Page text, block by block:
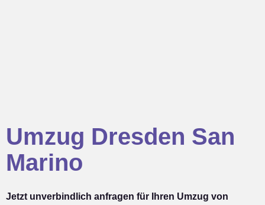
Umzug Dresden San
Marino
Jetzt unverbindlich anfragen für Ihren Umzug von